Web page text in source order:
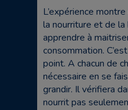
L’expérience
la nourriture et de
apprendre à
consommation.
point. A chacun de
nécessaire en se
grandir. Il vérifiera
nourrit pas